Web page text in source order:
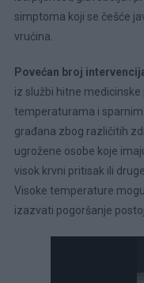
simptoma koji se češće
vrućina.
Povećan broj
iz službi hitne
temperaturama i
građana zbog različitih
ugrožene osobe koje
visok krvni pritisak ili
Visoke temperature
izazvati pogoršanje